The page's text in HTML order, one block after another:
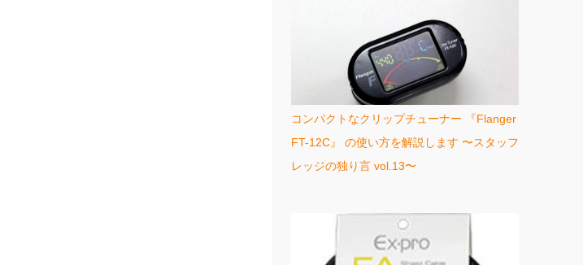
コンパクトなクリップチューナー 『Flanger
FT-12C』 の使い方を解説します 〜スタッフ
レッジの独り言 vol.13〜